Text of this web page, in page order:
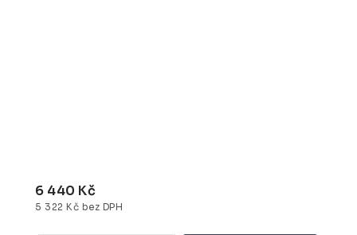
5 322 Kč bez DPH
6 440 Kč